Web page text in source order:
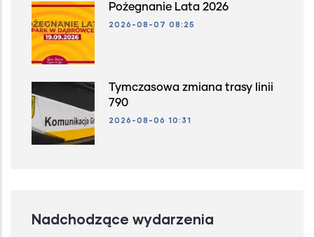
Pożegnanie Lata 2026
2026-08-07 08:25
Tymczasowa zmiana trasy linii
790
2026-08-06 10:31
Nadchodzące wydarzenia